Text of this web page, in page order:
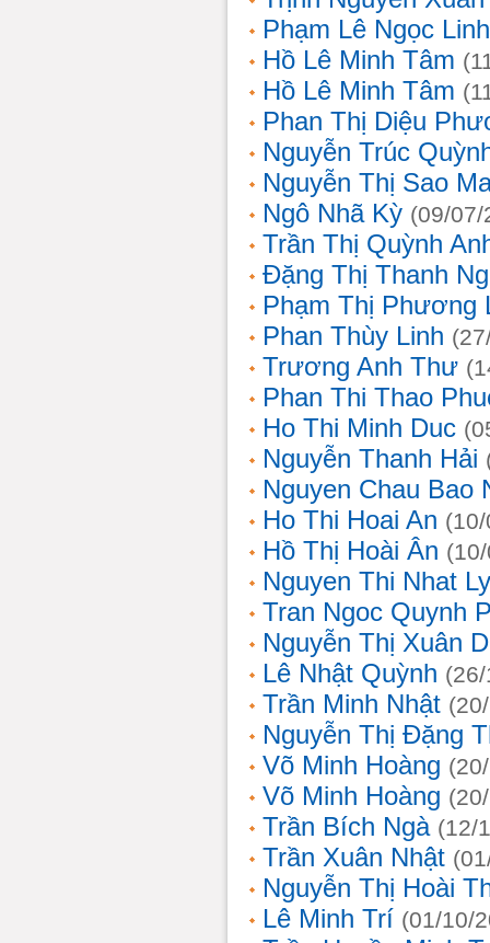
Phạm Lê Ngọc Linh
Hồ Lê Minh Tâm
Hồ Lê Minh Tâm
Phan Thị Diệu
Nguyễn Trúc
Nguyễn Thị Sao
Ngô Nhã Kỳ (09/07/
Trần Thị Quỳnh
Đặng Thị Thanh
Phạm Thị Phương
Phan Thùy Linh
Trương Anh Thư
Phan Thi Thao
Ho Thi Minh Duc
Nguyễn Thanh Hải
Nguyen Chau Bao
Ho Thi Hoai An
Hồ Thị Hoài Ân
Nguyen Thi Nhat Ly
Tran Ngoc Quynh
Nguyễn Thị Xuân
Lê Nhật Quỳnh
Trần Minh Nhật
Nguyễn Thị Đặng
Võ Minh Hoàng
Võ Minh Hoàng
Trần Bích Ngà (12/
Trần Xuân Nhật
Nguyễn Thị Hoài
Lê Minh Trí (01/10/